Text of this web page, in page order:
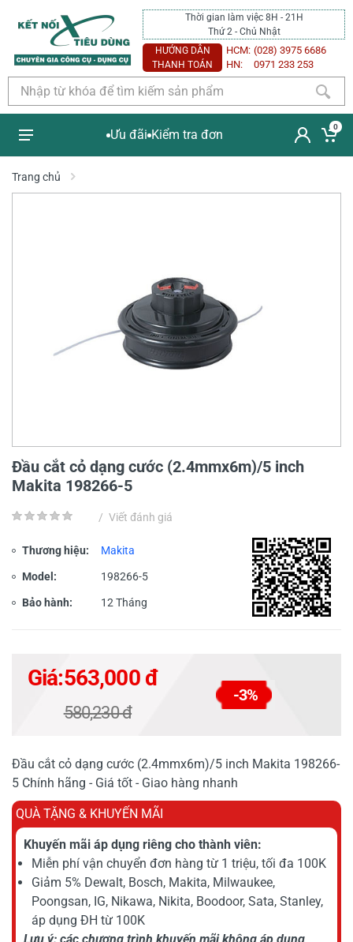
Thời gian làm việc 8H - 21H
Thứ 2 - Chủ Nhật
HƯỚNG DẪN
THANH TOÁN
HCM: (028) 3975 6686
HN:
0971 233 253
Ưu đãi Kiểm tra đơn
0
Trang chủ
Đầu cắt cỏ dạng cước (2.4mmx6m)/5 inch
Makita 198266-5
/ Viết đánh giá
Thương hiệu: Makita
Model: 198266-5
Bảo hành: 12 Tháng
Giá:563,000 đ
580,230 đ
-3%
Đầu cắt cỏ dạng cước (2.4mmx6m)/5 inch Makita 198266-
5 Chính hãng - Giá tốt - Giao hàng nhanh
QUÀ TẶNG & KHUYẾN MÃI
Khuyến mãi áp dụng riêng cho thành viên:
Miễn phí vận chuyển đơn hàng từ 1 triệu, tối đa 100K
Giảm 5% Dewalt, Bosch, Makita, Milwaukee,
Poongsan, IG, Nikawa, Nikita, Boodoor, Sata, Stanley,
áp dụng ĐH từ 100K